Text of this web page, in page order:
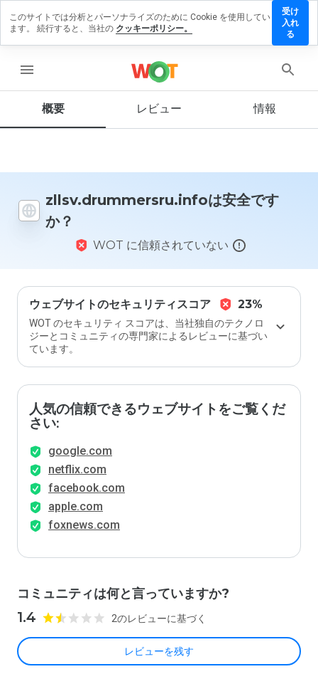
menu
概要 レビュー 情報
zllsv.drummersru.infoは安全です
か？
WOT に信頼されていない
ウェブサイトのセキュリティスコア 23%
WOT のセキュリティ スコアは、当社独自のテクノロ
ジーとコミュニティの専門家によるレビューに基づい
ています。
人気の信頼できるウェブサイトをご覧くだ
さい:
google.com
netflix.com
facebook.com
apple.com
foxnews.com
コミュニティは何と言っていますか?
1.4 2のレビューに基づく
レビューを残す
ーを残す
ウェ
を1
間
で、
ます
か？
このサイトでは分析とパーソナライズのために Cookie を使用してい
ます。 続行すると、当社の クッキーポリシー。
受け
入れ
る